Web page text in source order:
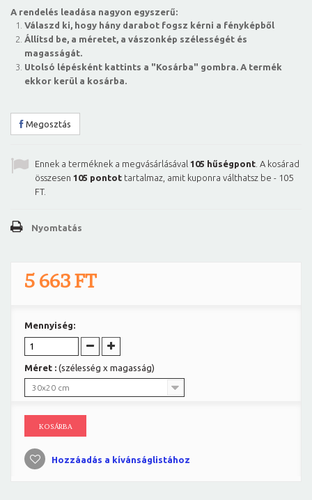
A rendelés leadása nagyon egyszerű:
Válaszd ki, hogy hány darabot fogsz kérni a fényképből
Állítsd be, a méretet, a vászonkép szélességét és
magasságát.
Utolsó lépésként kattints a "Kosárba" gombra. A termék
ekkor kerül a kosárba.
Megosztás
Ennek a terméknek a megvásárlásával 105 hűségpont . A kosárad
összesen 105 pontot tartalmaz, amit kuponra válthatsz be - 105
FT.
Nyomtatás
5 663 FT
Mennyiség:
Méret : (szélesség x magasság)
30x20 cm
KOSÁRBA
Hozzáadás a kívánságlistához